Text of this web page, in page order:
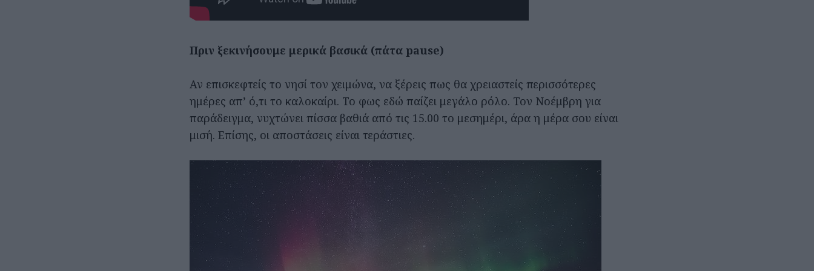
Πριν ξεκινήσουμε μερικά βασικά (πάτα pause)
Αν επισκεφτείς το νησί τον χειμώνα, να ξέρεις πως θα χρειαστείς περισσότερες
ημέρες απ’ ό,τι το καλοκαίρι. Το φως εδώ παίζει μεγάλο ρόλο. Τον Νοέμβρη για
παράδειγμα, νυχτώνει πίσσα βαθιά από τις 15.00 το μεσημέρι, άρα η μέρα σου είναι
μισή. Επίσης, οι αποστάσεις είναι τεράστιες.